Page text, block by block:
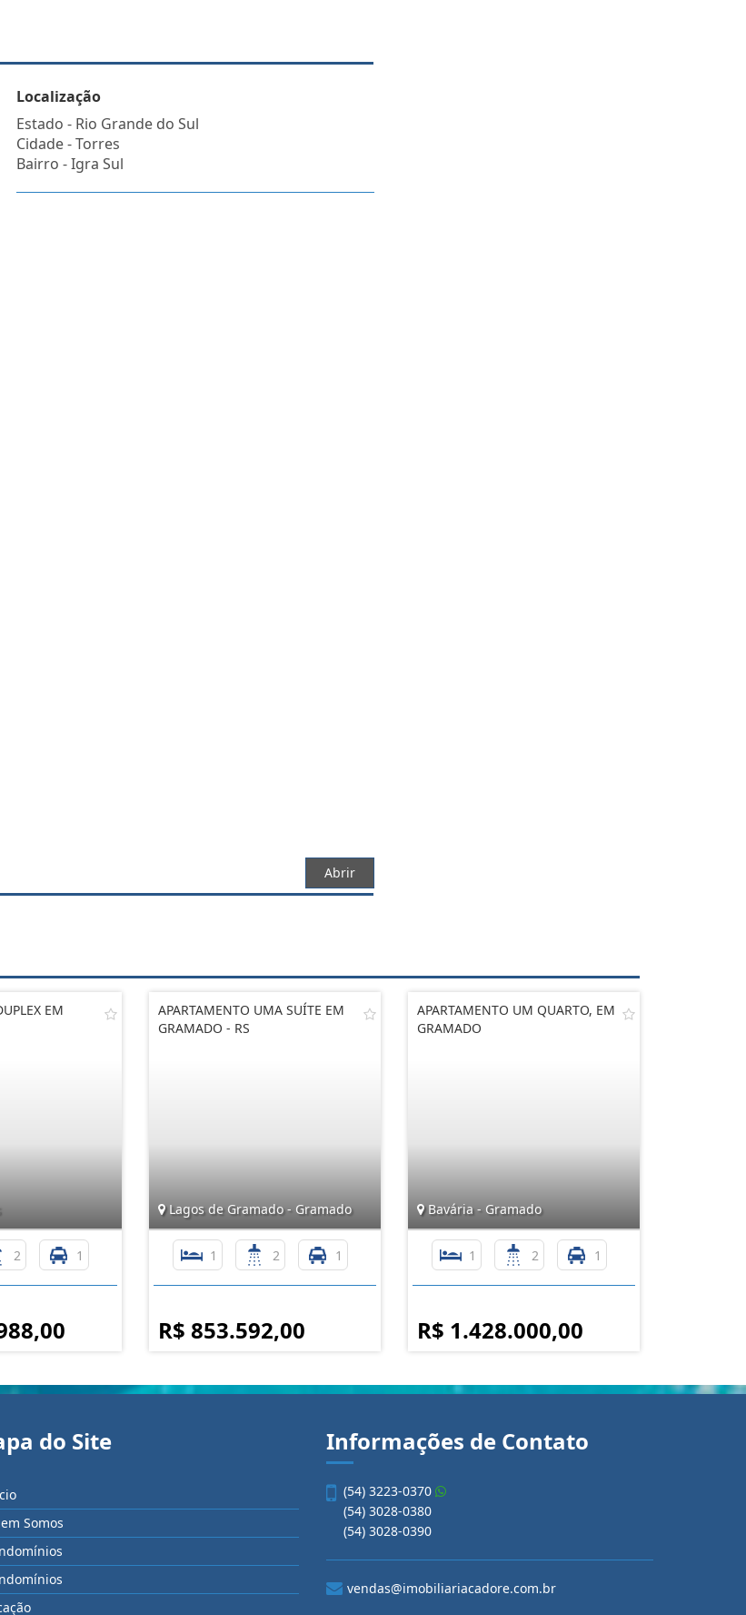
Localização
Estado - Rio Grande do Sul
Cidade -Torres
Bairro -Igra Sul
Abrir
EM
2 1
APARTAMENTO UMA SUÍTE EM
GRAMADO - RS
Lagos de Gramado - Gramado
1 2 1
R$ 853.592,00
APARTAMENTO UM QUARTO, EM
GRAMADO
Bavária - Gramado
1 2 1
R$ 1.428.000,00
do Site
Somos
Informações de Contato
(54) 3223-0370
(54) 3028-0380
(54) 3028-0390
vendas@imobiliariacadore.com.br